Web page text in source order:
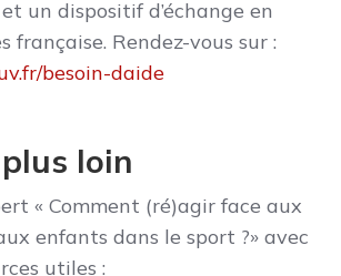
un dispositif d’échange en
française. Rendez-vous sur :
besoin-daide
loin
« Comment (ré)agir face aux
enfants dans le sport ?» avec
utiles :